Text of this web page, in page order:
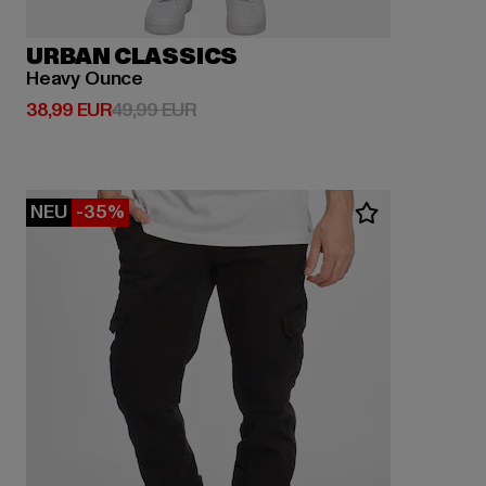
URBAN CLASSICS
Heavy Ounce
38,99 EUR
Derzeitiger Preis: 38,99 EUR
49,99 EURAktionspreis: 49,99 EUR
NEU -35%